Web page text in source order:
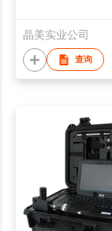
晶美实业公司
查询